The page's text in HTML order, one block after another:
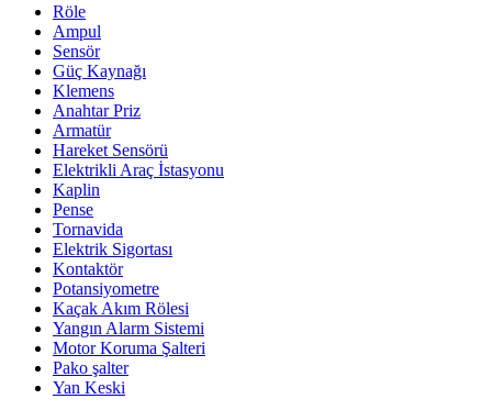
Röle
Ampul
Sensör
Güç Kaynağı
Klemens
Anahtar Priz
Armatür
Hareket Sensörü
Elektrikli Araç İstasyonu
Kaplin
Pense
Tornavida
Elektrik Sigortası
Kontaktör
Potansiyometre
Kaçak Akım Rölesi
Yangın Alarm Sistemi
Motor Koruma Şalteri
Pako şalter
Yan Keski